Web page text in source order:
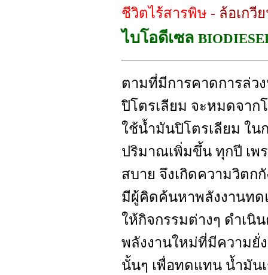
ชีวิตไร้สารพิษ - ล้อเกวี
ไบโอดีเซล
ตามที่มีการคาดการล่ว
ปิโตรเลียม จะหมดจาก
ใช้น้ำมันปิโตรเลียม ใน
ปริมาณเพิ่มขึ้น ทุกปี เพ
สบาย จึงเกิดความวิตก
มีผู้คิดค้นหาพลังงานทด
ให้กิจกรรมต่างๆ ดำเนิ
พลังงานใหม่ที่มีความยั่
นั้นๆ เพื่อทดแทน น้ำมัน